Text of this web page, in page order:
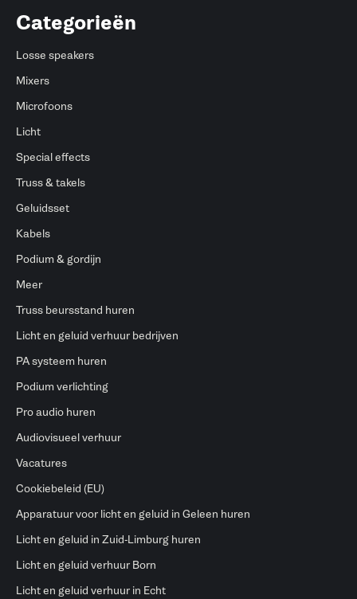
Categorieën
Losse speakers
Mixers
Microfoons
Licht
Special effects
Truss & takels
Geluidsset
Kabels
Podium & gordijn
Meer
Truss beursstand huren
Licht en geluid verhuur bedrijven
PA systeem huren
Podium verlichting
Pro audio huren
Audiovisueel verhuur
Vacatures
Cookiebeleid (EU)
Apparatuur voor licht en geluid in Geleen huren
Licht en geluid in Zuid-Limburg huren
Licht en geluid verhuur Born
Licht en geluid verhuur in Echt